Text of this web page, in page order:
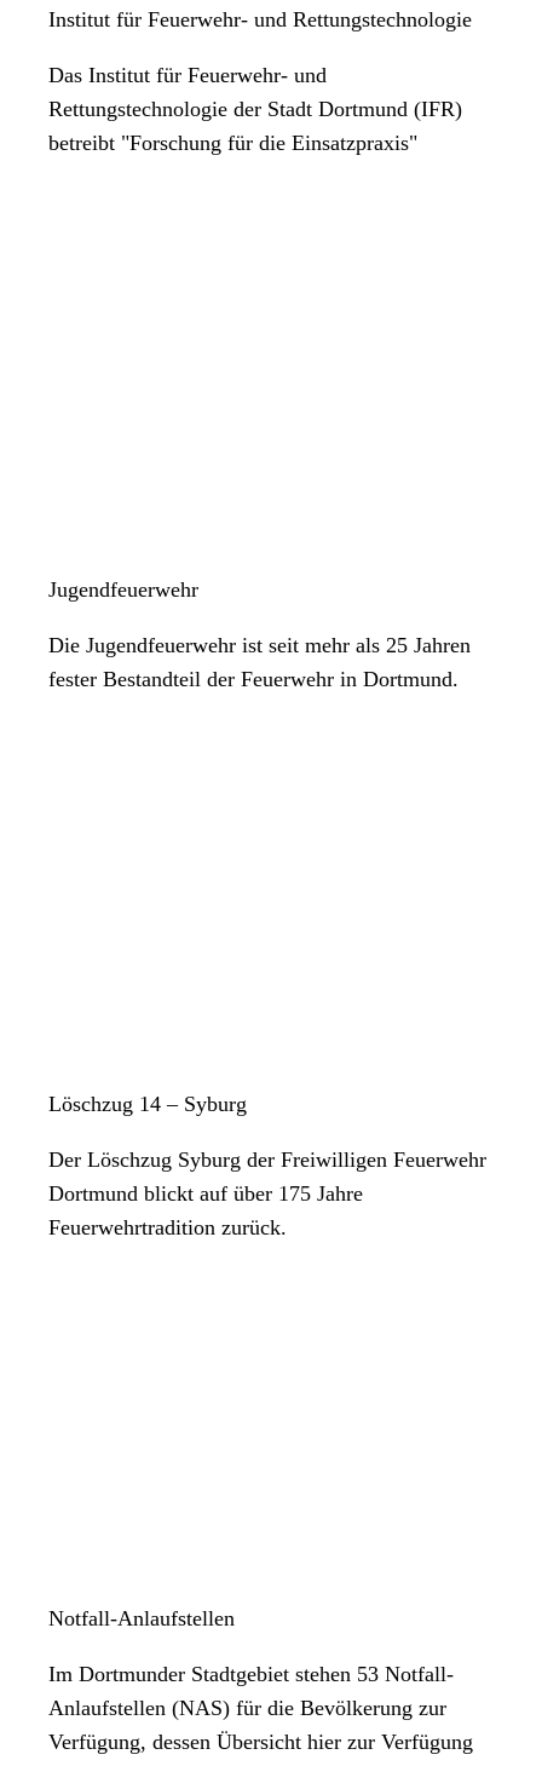
Institut für Feuerwehr- und Rettungstechnologie
Das Institut für Feuerwehr- und
Rettungstechnologie der Stadt Dortmund (IFR)
betreibt "Forschung für die Einsatzpraxis"
Jugendfeuerwehr
Die Jugendfeuerwehr ist seit mehr als 25 Jahren
fester Bestandteil der Feuerwehr in Dortmund.
Löschzug 14 – Syburg
Der Löschzug Syburg der Freiwilligen Feuerwehr
Dortmund blickt auf über 175 Jahre
Feuerwehrtradition zurück.
Notfall-Anlaufstellen
Im Dortmunder Stadtgebiet stehen 53 Notfall-
Anlaufstellen (NAS) für die Bevölkerung zur
Verfügung, dessen Übersicht hier zur Verfügung